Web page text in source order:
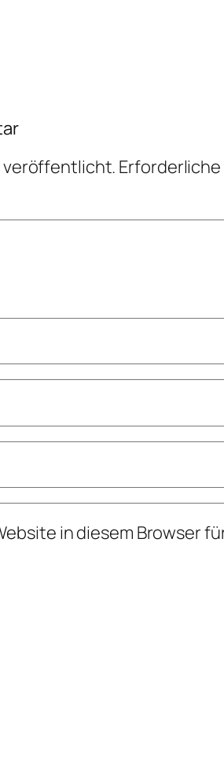
veröffentlicht.
in diesem Browser